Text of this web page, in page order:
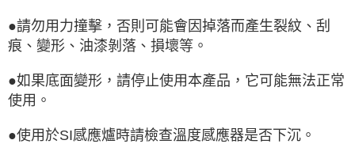
●請勿用力撞擊，否則可能會因掉落而產生裂紋、刮
痕、變形、油漆剝落、損壞等。
●如果底面變形，請停止使用本產品，它可能無法正常
使用。
●使用於SI感應爐時請檢查溫度感應器是否下沉。